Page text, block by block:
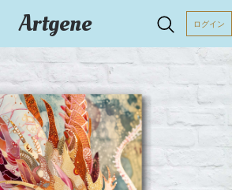
Artgene ログイン